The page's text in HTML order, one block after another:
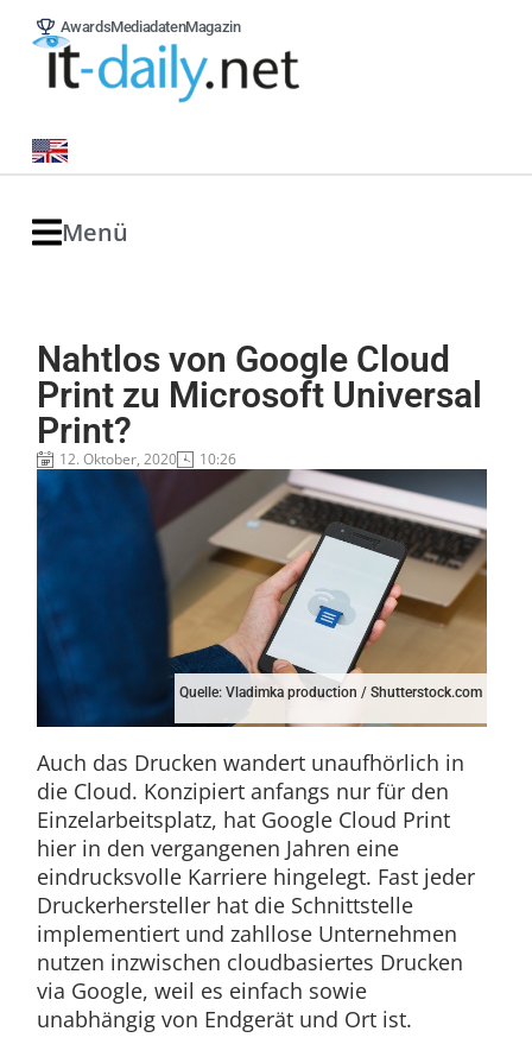
AwardsMediadatenMagazin
Menü
Nahtlos von Google Cloud
Print zu Microsoft Universal
Print?
12. Oktober, 2020 10:26
Quelle: Vladimka production / Shutterstock.com
Auch das Drucken wandert unaufhörlich in
die Cloud. Konzipiert anfangs nur für den
Einzelarbeitsplatz, hat Google Cloud Print
hier in den vergangenen Jahren eine
eindrucksvolle Karriere hingelegt. Fast jeder
Druckerhersteller hat die Schnittstelle
implementiert und zahllose Unternehmen
nutzen inzwischen cloudbasiertes Drucken
via Google, weil es einfach sowie
unabhängig von Endgerät und Ort ist.